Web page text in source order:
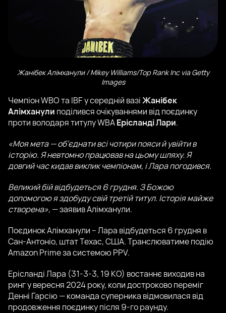
Жанібек Алімханули / Mikey Williams/Top Rank Inc via Getty
Images
Чемпіон WBO та IBF у середній вазіЖанібек
Алімханули поділився очікуваннями від поєдинку
проти володаря титулу WBAЕрісланді Лари.
«Моя мета — об’єднати всі чотири пояси й увійти в
історію. Я невтомно працював на цьому шляху. Я
довгий час кидав виклик чемпіонам, і Лара погодився.
Великий бій відбудеться 6 грудня. З Божою
допомогою я здобуду свій третій титул. Історія майже
створена», — заявив Алімханули.
Поєдинок Алімханули – Лара відбудеться 6 грудня в
Сан-Антоніо, штат Техас, США. Транслюватиме подію
Amazon Prime за системою PPV.
Ерісланді Лара (31-3-3, 19 КО) востаннє виходив на
ринг у вересня 2024 року, коли достроково переміг
Денні Гарсію — команда суперника відмовилася від
продовження поєдинку після 9-го раунду.